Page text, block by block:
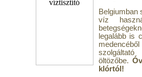
Belgiumban
víz
legalább is
öltözőbe.
klórtól!